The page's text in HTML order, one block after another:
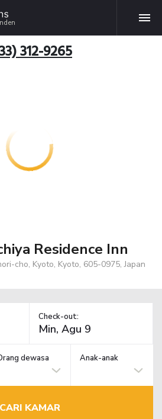
312-9265
Residence Inn
cho, Kyoto, Kyoto, 605-0975, Japan
Check-out:
dewasa Anak-anak
CARI KAMAR